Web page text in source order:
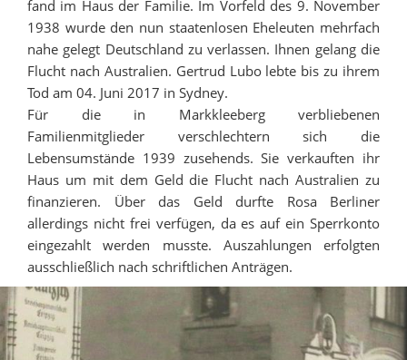
fand im Haus der Familie. Im Vorfeld des 9. November
1938 wurde den nun staatenlosen Eheleuten mehrfach
nahe gelegt Deutschland zu verlassen. Ihnen gelang die
Flucht nach Australien. Gertrud Lubo lebte bis zu ihrem
Tod am 04. Juni 2017 in Sydney.
Für die in Markkleeberg verbliebenen
Familienmitglieder verschlechtern sich die
Lebensumstände 1939 zusehends. Sie verkauften ihr
Haus um mit dem Geld die Flucht nach Australien zu
finanzieren. Über das Geld durfte Rosa Berliner
allerdings nicht frei verfügen, da es auf ein Sperrkonto
eingezahlt werden musste. Auszahlungen erfolgten
ausschließlich nach schriftlichen Anträgen.